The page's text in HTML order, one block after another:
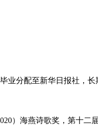
业分配至新华日报社，
）海燕诗歌奖，第十